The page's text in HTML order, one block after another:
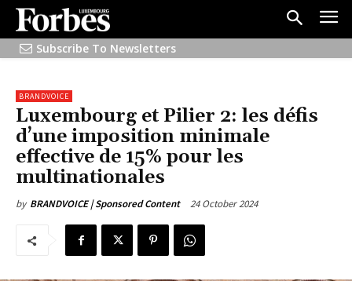
Subscribe To Newsletters
BRANDVOICE
Luxembourg et Pilier 2: les défis
d’une imposition minimale
effective de 15% pour les
multinationales
by BRANDVOICE | Sponsored Content 24 October 2024